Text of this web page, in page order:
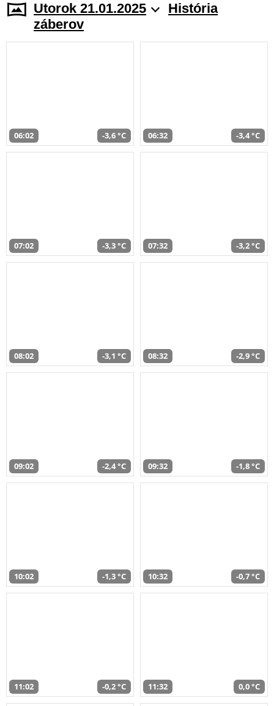
Utorok 21.01.2025
História
záberov
06:02 -3,6 °C 06:32 -3,4 °C
07:02 -3,3 °C 07:32 -3,2 °C
08:02 -3,1 °C 08:32 -2,9 °C
09:02 -2,4 °C 09:32 -1,8 °C
10:02 -1,3 °C 10:32 -0,7 °C
11:02 -0,2 °C 11:32 0,0 °C